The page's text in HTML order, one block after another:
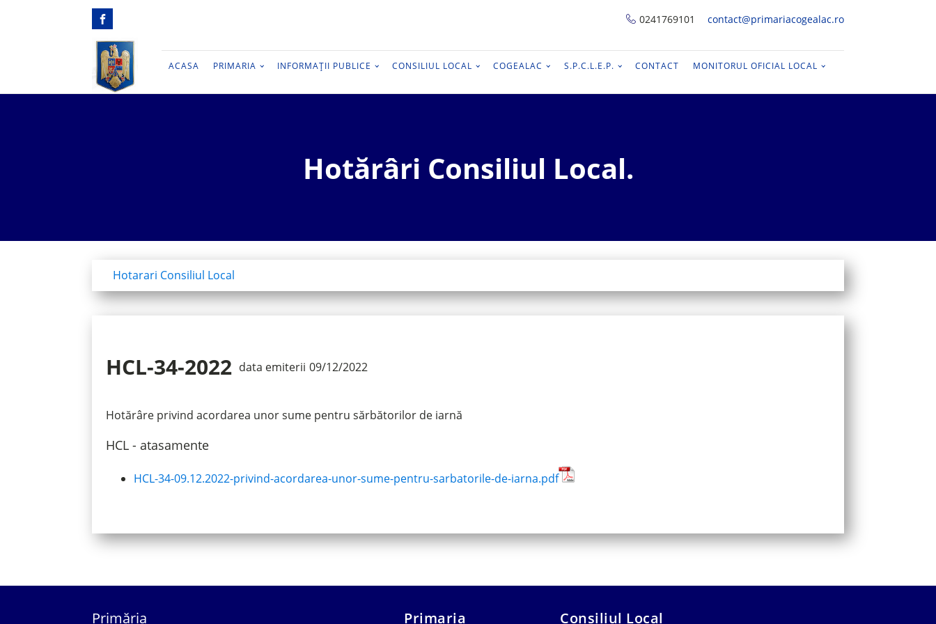
0241769101 contact@primariacogealac.ro
ACASA PRIMARIA INFORMAȚII PUBLICE CONSILIUL LOCAL COGEALAC S.P.C.L.E.P. CONTACT MONITORUL OFICIAL LOCAL
Hotărâri Consiliul Local.
Hotarari Consiliul Local
HCL-34-2022 data emiterii 09/12/2022
Hotărâre privind acordarea unor sume pentru sărbătorilor de iarnă
HCL - atasamente
HCL-34-09.12.2022-privind-acordarea-unor-sume-pentru-sarbatorile-de-iarna.pdf
Primăria Primaria Consiliul Local